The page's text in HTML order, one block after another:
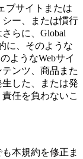
ブサイトまたは
ー、または慣行
らに、Global
に、そのような
ようなWebサイ
ンツ、商品また
した、または発
任を負わないこ
本規約を修正ま